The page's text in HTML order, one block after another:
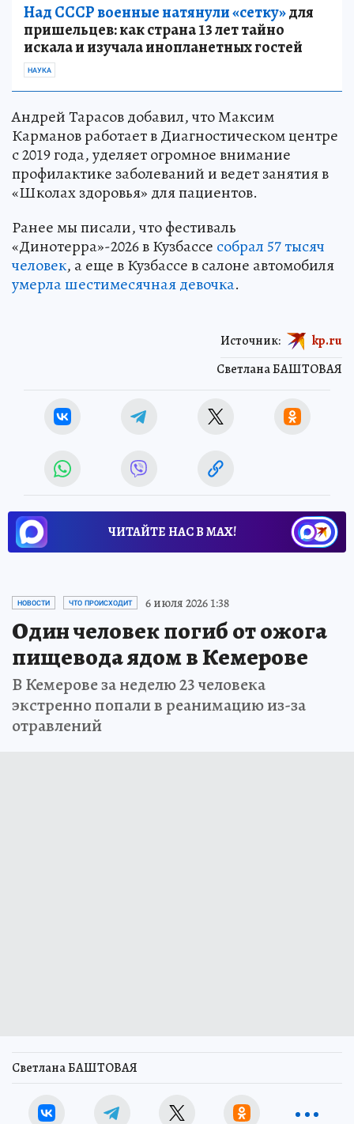
Над СССР военные натянули «сетку»для
пришельцев: как страна 13 лет тайно
искала и изучала инопланетных гостей
НАУКА
Андрей Тарасов добавил, что Максим
Карманов работает в Диагностическом центре
с 2019 года, уделяет огромное внимание
профилактике заболеваний и ведет занятия в
«Школах здоровья» для пациентов.
Ранее мы писали, что фестиваль
«Динотерра»-2026 в Кузбассе собрал 57 тысяч
человек, а еще в Кузбассе в салоне автомобиля
умерла шестимесячная девочка.
Светлана БАШТОВАЯ
Источник: kp.ru
ЧИТАЙТЕ НАС В МАХ!
НОВОСТИ ЧТО ПРОИСХОДИТ 6 июля 2026 1:38
Один человек погиб от ожога
пищевода ядом в Кемерове
В Кемерове за неделю 23 человека
экстренно попали в реанимацию из-за
отравлений
Светлана БАШТОВАЯ